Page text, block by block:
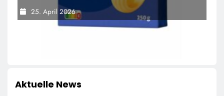
Rohstoffpreise konsequent an die Kunden
weiter
25. April 2026
Aktuelle News